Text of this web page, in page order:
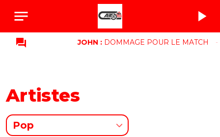
notes play_arrow
question_answer JOHN :DOMMAGE POUR LE MATCH
Artistes
Pop